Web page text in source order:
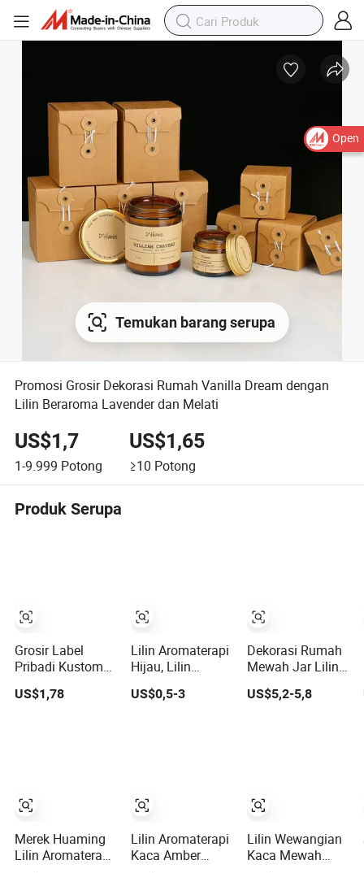
Open
Temukan barang serupa
Promosi Grosir Dekorasi Rumah Vanilla Dream dengan
Lilin Beraroma Lavender dan Melati
US$1,7
1-9.999 Potong
US$1,65
≥10 Potong
Produk Serupa
Grosir Label
Pribadi Kustom
Dekorasi
Pernikahan
Penyembuhan
Aroma Lilin Kaca
Beraroma dari
Lilin Kedelai
US$1,78
Merek Huaming
Lilin Aromaterapi
Lilin Aromaterapi
Hijau, Lilin
Beraroma Tekstur
Hijau Segar, Lilin
US$0,5-3
Lilin Aromaterapi
Kaca Amber
Dekorasi Rumah
Mewah Jar Lilin
Keramik
Berwarna Multi
Jumlah Besar
US$5,2-5,8
Lilin Wewangian
Kaca Mewah